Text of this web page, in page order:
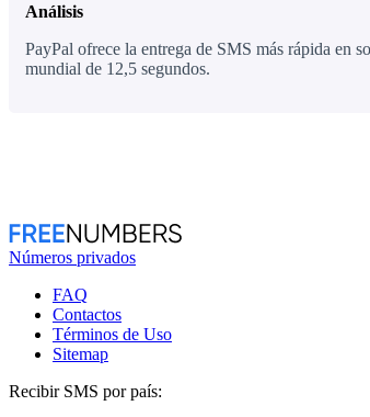
Análisis
PayPal ofrece la entrega de SMS más rápida en
mundial de 12,5 segundos.
Números privados
FAQ
Contactos
Términos de Uso
Sitemap
Recibir SMS por país: